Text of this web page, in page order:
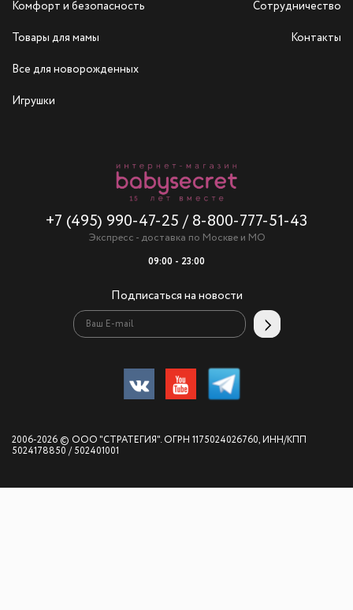
Комфорт и безопасность
Товары для мамы
Все для новорожденных
Игрушки
+7 (495) 990-47-25 / 8-800-777-51-43
Экспресс - доставка по Москве и МО
09:00 - 23:00
Подписаться на новости
Сотрудничество
Контакты
2006-2026 © ООО "СТРАТЕГИЯ". ОГРН 1175024026760, ИНН/КПП
5024178850 / 502401001